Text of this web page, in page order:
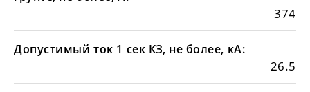
374
Допустимый ток 1 сек КЗ, не более, кА:
26.5